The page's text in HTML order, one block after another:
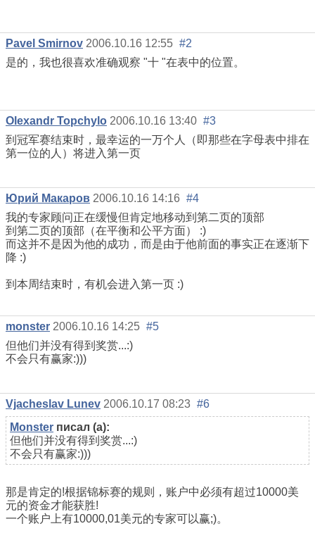
Pavel Smirnov 2006.10.16 12:55 #2
是的，我也很喜欢准确观察 "十 "在表中的位置。
Olexandr Topchylo 2006.10.16 13:40 #3
到冠军赛结束时，最幸运的一万个人（即那些在字母表中排在
第一位的人）将进入第一页
Юрий Макаров 2006.10.16 14:16 #4
我的专家顾问正在缓慢但肯定地移动到第二页的顶部
到第二页的顶部（在平衡和公平方面） :)
而这并不是因为他的成功，而是由于他前面的事实正在逐渐下
降 :)
到本周结束时，有机会进入第一页 :)
monster 2006.10.16 14:25 #5
但他们并没有得到奖赏...:)
不会只有赢家:)))
Vjacheslav Lunev 2006.10.17 08:23 #6
Monster писал (а):
但他们并没有得到奖赏...:)
不会只有赢家:)))
那是肯定的!根据锦标赛的规则，账户中必须有超过10000美
元的资金才能获胜!
一个账户上有10000,01美元的专家可以赢;)。